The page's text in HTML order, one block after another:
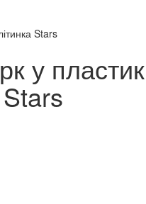
у пластик
Stars